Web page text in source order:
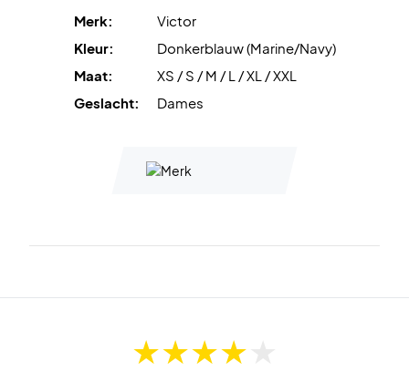
Merk:
Victor
Kleur:
Donkerblauw (Marine/Navy)
Maat:
XS / S / M / L / XL / XXL
Geslacht:
Dames